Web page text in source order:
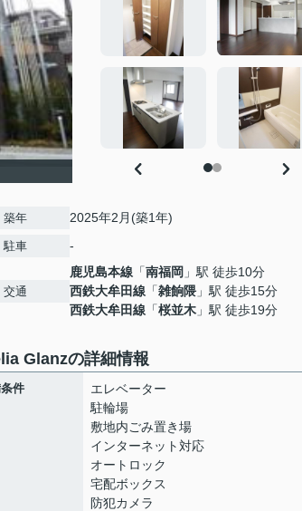
築年 2025年2月(築1年)
駐車 -
交通
鹿児島本線 「南福岡 」駅 徒歩10分
西鉄大牟田線 「雑餉隈 」駅 徒歩15分
西鉄大牟田線 「桜並木 」駅 徒歩19分
Glanzの詳細情報
件
エレベーター
駐輪場
敷地内ごみ置き場
インターネット対応
オートロック
宅配ボックス
防犯カメラ